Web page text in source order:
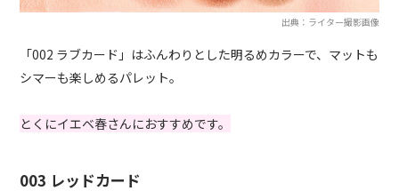
出典：ライター撮影画像
「002 ラブカード」はふんわりとした明るめカラーで、マットも
シマーも楽しめるパレット。
とくにイエベ春さんにおすすめです。
003 レッドカード